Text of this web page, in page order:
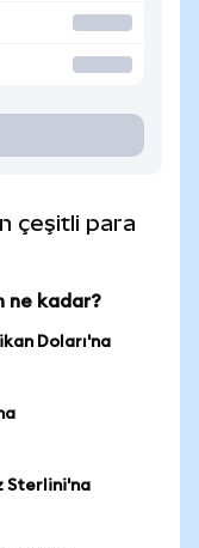
çeşitli para
ne kadar?
Doları'na
Sterlini'na